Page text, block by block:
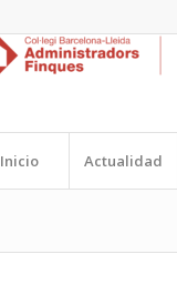
Inicio Actualidad